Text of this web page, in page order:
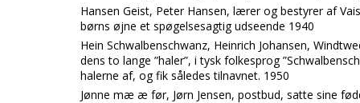
Hansen Geist, Peter Hansen, lærer og bestyrer af
børns øjne et spøgelsesagtig udseende 1940
Hein Schwalbenschwanz, Heinrich Johansen,
dens to lange ”haler”, i tysk folkesprog
halerne af, og fik således tilnavnet. 1950
Jønne mæ æ før, Jørn Jensen, postbud, satte sine